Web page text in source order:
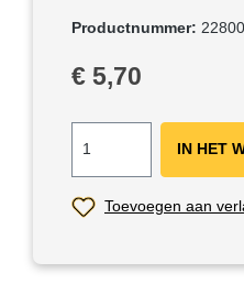
Productnummer:
Normale prijs:
€ 5,70
IN HET
Toevoegen aan